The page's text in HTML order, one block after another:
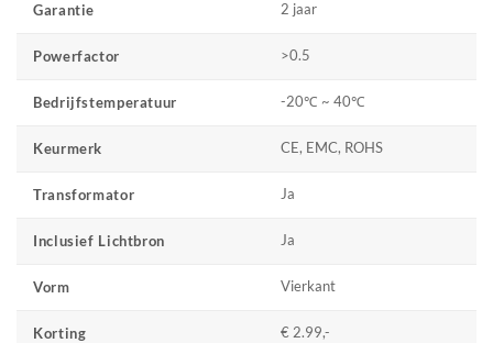
Garantie 2 jaar
Powerfactor >0.5
Bedrijfstemperatuur -20℃ ~ 40℃
Keurmerk CE, EMC, ROHS
Transformator Ja
Inclusief Lichtbron Ja
Vorm Vierkant
Korting € 2.99,-